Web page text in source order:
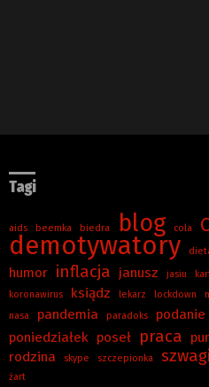
Tagi
aids beemka biedra blog cola
demotywatory
humor inflacja janusz jasiu
koronawirus ksiądz lekarz lockdown
nasa pandemia paradoks podanie
poniedziałek poseł praca
rodzina skype szczepionka
żart